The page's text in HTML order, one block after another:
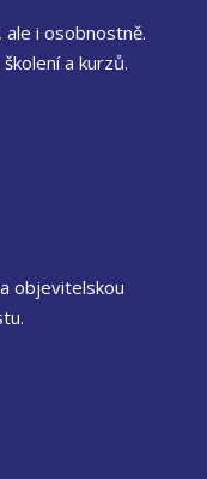
i osobnostně.
a kurzů.
objevitelskou